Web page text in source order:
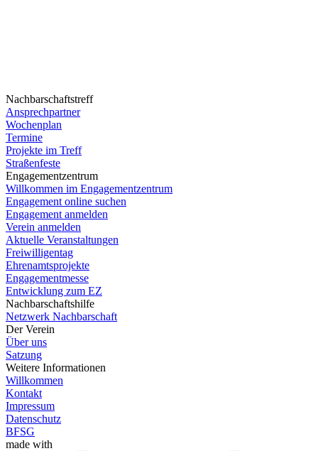
Nachbarschaftstreff
Ansprechpartner
Wochenplan
Termine
Projekte im Treff
Straßenfeste
Engagementzentrum
Willkommen im Engagementzentrum
Engagement online suchen
Engagement anmelden
Verein anmelden
Aktuelle Veranstaltungen
Freiwilligentag
Ehrenamtsprojekte
Engagementmesse
Entwicklung zum EZ
Nachbarschaftshilfe
Netzwerk Nachbarschaft
Der Verein
Über uns
Satzung
Weitere Informationen
Willkommen
Kontakt
Impressum
Datenschutz
BFSG
made with